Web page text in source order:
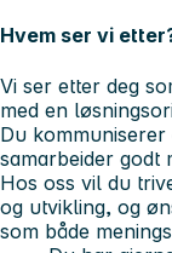
Hvem ser vi
Vi ser etter deg
med en
Du
samarbeider godt
Hos oss vil du
og utvikling, og
som både